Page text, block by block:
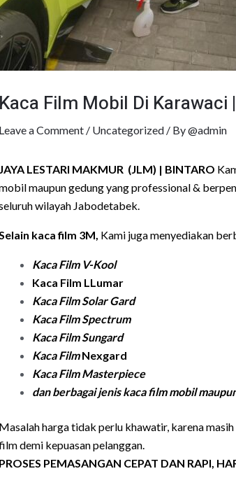
Kaca Film Mobil Di
Leave a Comment / Uncategorized/ By@admin
JAYA LESTARI MAKMUR (JLM) | BINTARO
maupun gedung yang professional &
wilayah Jabodetabek.
kaca film 3M, Kami juga menyediakan
Kaca Film V-Kool
Kaca Film LLumar
Kaca Film Solar Gard
Kaca Film Spectrum
Kaca Film Sungard
Kaca Film Nexgard
Kaca FilmMasterpiece
dan berbagai jenis kaca film mobil
Masalah harga tidak perlu khawatir, karena
demi kepuasan pelanggan.
PROSES PEMASANGAN CEPAT DAN RAPI,